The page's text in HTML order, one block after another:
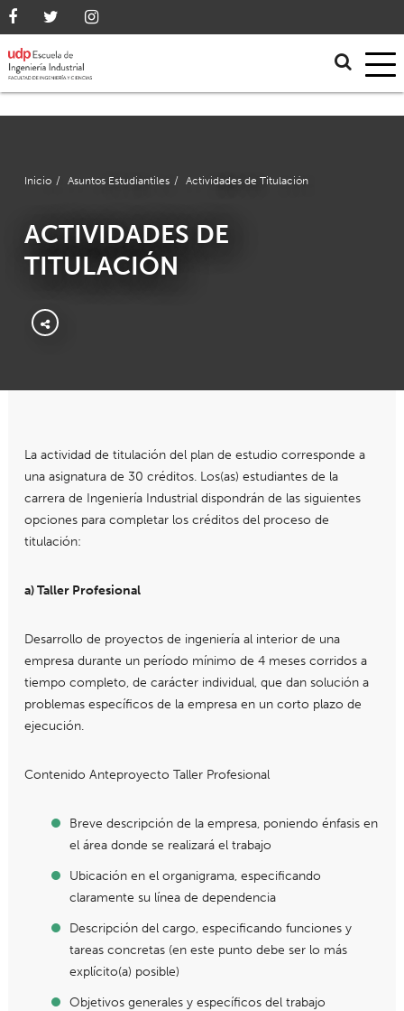
Inicio / Asuntos Estudiantiles / Actividades de Titulación
ACTIVIDADES DE
TITULACIÓN
La actividad de titulación del plan de estudio corresponde a
una asignatura de 30 créditos. Los(as) estudiantes de la
carrera de Ingeniería Industrial dispondrán de las siguientes
opciones para completar los créditos del proceso de
titulación:
a) Taller Profesional
Desarrollo de proyectos de ingeniería al interior de una
empresa durante un período mínimo de 4 meses corridos a
tiempo completo, de carácter individual, que dan solución a
problemas específicos de la empresa en un corto plazo de
ejecución.
Contenido Anteproyecto Taller Profesional
Breve descripción de la empresa, poniendo énfasis en
el área donde se realizará el trabajo
Ubicación en el organigrama, especificando
claramente su línea de dependencia
Descripción del cargo, especificando funciones y
tareas concretas (en este punto debe ser lo más
explícito(a) posible)
Objetivos generales y específicos del trabajo